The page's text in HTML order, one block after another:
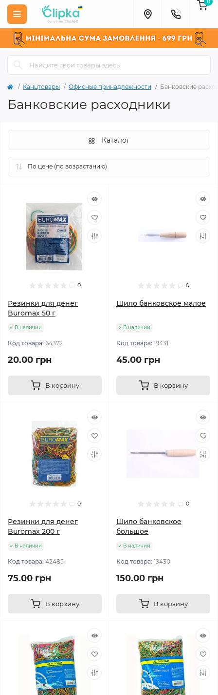
Канцтовары Офисные принадлежности Банковские
Банковские расходники
Каталог
0
Резинки для денег
Buromax 50 г
В наличии
Код товара: 64372
20.00 грн
В корзину
0
Шило банковское малое
В наличии
Код товара: 19431
45.00 грн
В корзину
0
Резинки для денег
Buromax 200 г
В наличии
Код товара: 42485
75.00 грн
В корзину
0
Шило банковское
большое
В наличии
Код товара: 19430
150.00 грн
В корзину